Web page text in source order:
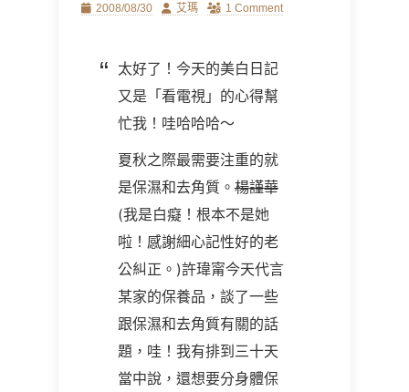
Posted
2008/08/30 Author
艾瑪 1 Comment
太好了！今天的美白日記
又是「看電視」的心得幫
忙我！哇哈哈哈～
夏秋之際最需要注重的就
是保濕和去角質。 楊謹華
(我是白癡！根本不是她
啦！感謝細心記性好的老
公糾正。)許瑋甯今天代言
某家的保養品，談了一些
跟保濕和去角質有關的話
題，哇！我有排到三十天
當中說，還想要分身體保